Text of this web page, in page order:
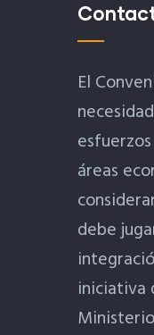
El
áreas
debe
iniciativa